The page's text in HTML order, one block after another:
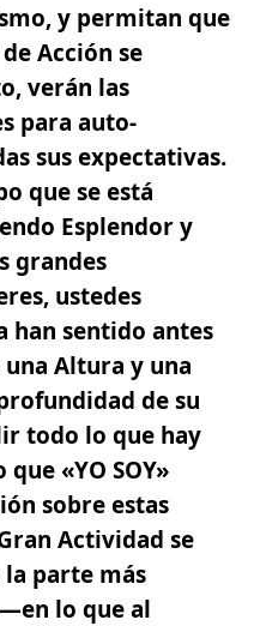
y permitan que
Acción se
verán las
para auto-
sus expectativas.
que se está
Esplendor y
grandes
ustedes
han sentido antes
una Altura y una
de su
todo lo que hay
«YO SOY»
sobre estas
Actividad se
la parte más
lo que al